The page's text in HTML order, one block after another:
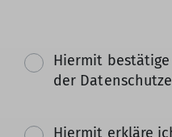
Hiermit
der
Hiermit erkläre